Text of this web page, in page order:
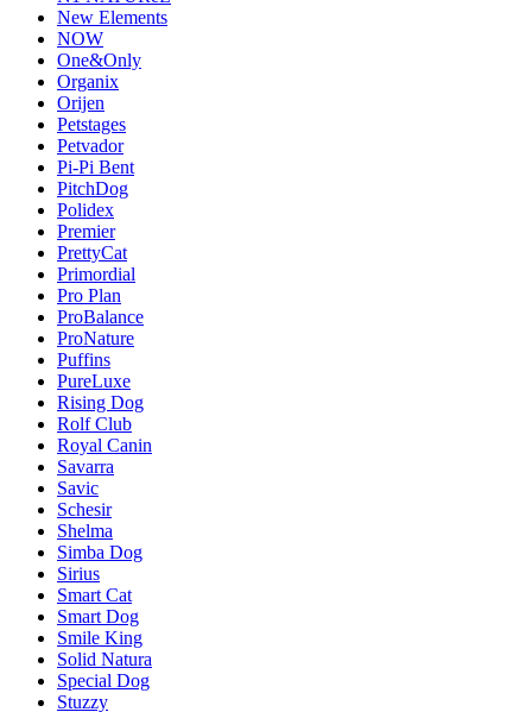
New Elements
NOW
One&Only
Organix
Orijen
Petstages
Petvador
Pi-Pi Bent
PitchDog
Polidex
Premier
PrettyCat
Primordial
Pro Plan
ProBalance
ProNature
Puffins
PureLuxe
Rising Dog
Rolf Club
Royal Canin
Savarra
Savic
Schesir
Shelma
Simba Dog
Sirius
Smart Cat
Smart Dog
Smile King
Solid Natura
Special Dog
Stuzzy